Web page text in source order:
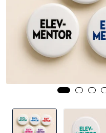
Kurs og arrangementer